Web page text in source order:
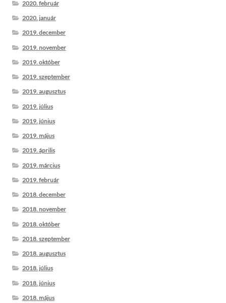
2020. február
2020. január
2019. december
2019. november
2019. október
2019. szeptember
2019. augusztus
2019. július
2019. június
2019. május
2019. április
2019. március
2019. február
2018. december
2018. november
2018. október
2018. szeptember
2018. augusztus
2018. július
2018. június
2018. május